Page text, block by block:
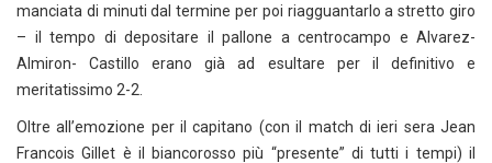
manciata di minuti dal termine per poi riagguantarlo a stretto giro
– il tempo di depositare il pallone a centrocampo e Alvarez-
Almiron- Castillo erano già ad esultare per il definitivo e
meritatissimo 2-2.
Oltre all’emozione per il capitano (con il match di ieri sera Jean
Francois Gillet è il biancorosso più “presente” di tutti i tempi) il